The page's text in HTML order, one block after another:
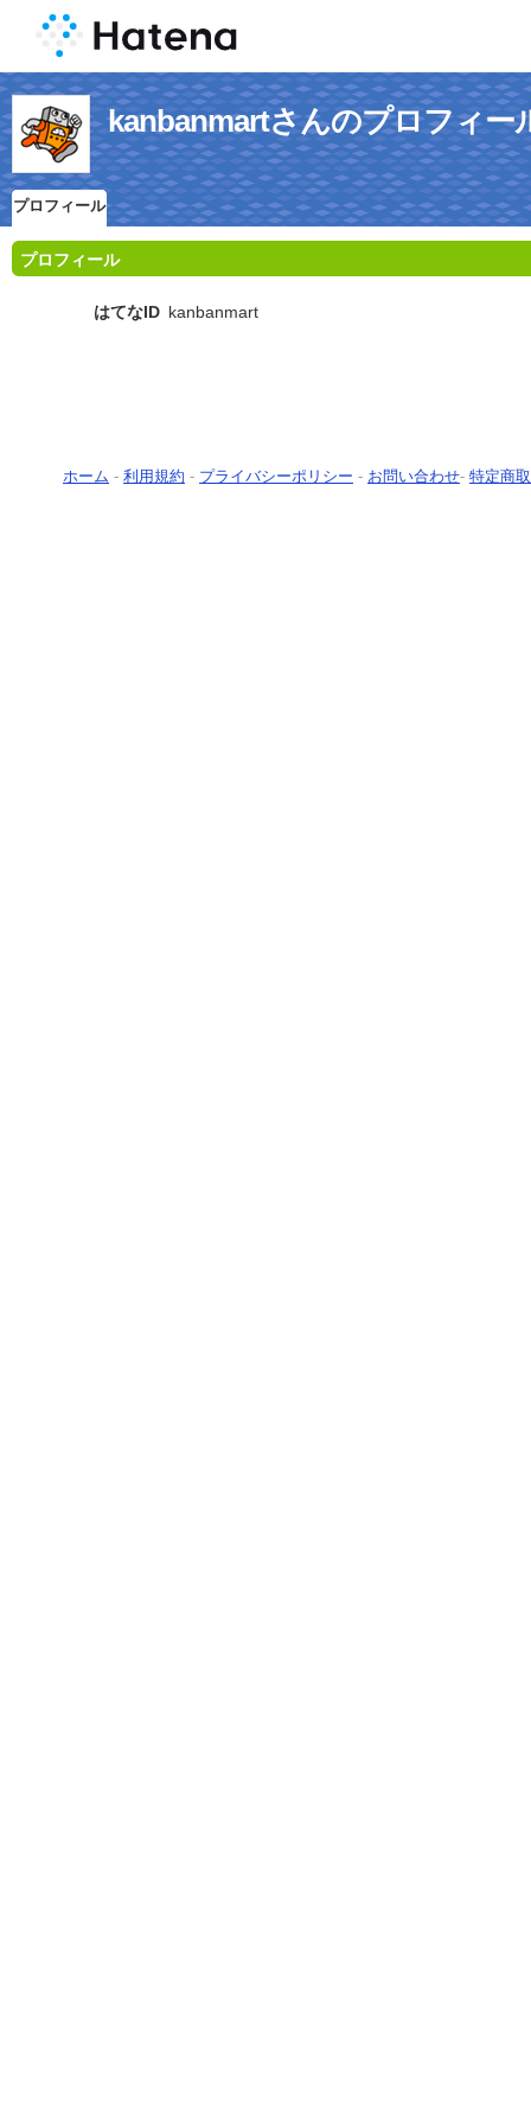
kanbanmartさんのプロフィー
プロフィール
プロフィール
はてなID kanbanmart
ホーム - 利用規約 - プライバシーポリシー - お問い合わせ- 特定商